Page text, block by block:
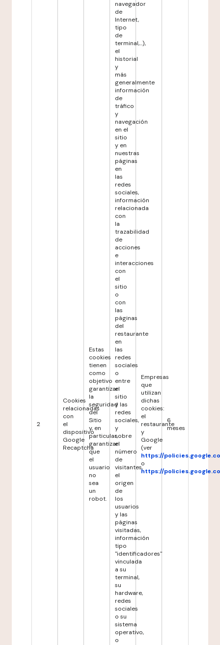
2
Cookies
relacionadas
con
el
dispositivo
Google
Recaptcha
Estas
cookies
tienen
como
objetivo
garantizar
la
seguridad
del
Sitio
y, en
particular,
garantizar
que
el
usuario
no
sea
un
robot.
navegador
de
Internet,
tipo
de
terminal,...),
el
historial
y
más
generalmente
información
de
tráfico
y
navegación
en el
sitio
y en
nuestras
páginas
en
las
redes
sociales,
información
relacionada
con
la
trazabilidad
de
acciones
e
interacciones
con
el
sitio
o
con
las
páginas
del
restaurante
en
las
redes
sociales
o
entre
el
sitio
y las
redes
sociales,
y
sobre
el
número
de
visitantes,
el
origen
de
los
usuarios
y las
páginas
visitadas,
información
tipo
"identificadores"
vinculada
a su
terminal,
su
hardware,
redes
sociales
o su
sistema
operativo,
o
Empresas
que
utilizan
dichas
cookies:
el
restaurante
y
Google
(ver
https://
o
https://
6
meses